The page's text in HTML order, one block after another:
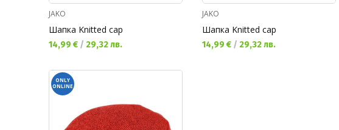
JAKO
Шапка Knitted cap
Текуща цена:
14,99 € / 29,32 лв.
JAKO
Шапка Knitted cap
Текуща цена:
14,99 € / 29,32 лв.
ONLY
ONLINE